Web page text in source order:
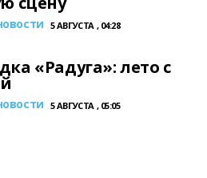
5 АВГУСТА , 04:28
«Радуга»: лето с
5 АВГУСТА , 05:05